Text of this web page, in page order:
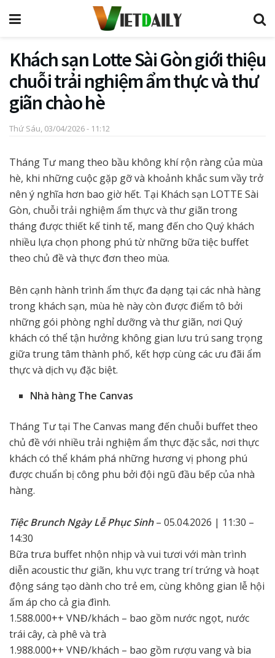
Khách sạn Lotte Sài Gòn giới thiệu
chuỗi trải nghiệm ẩm thực và thư
giãn chào hè
Thứ Sáu, 03/04/2026 - 11:12
Tháng Tư mang theo bầu không khí rộn ràng của mùa
hè, khi những cuộc gặp gỡ và khoảnh khắc sum vầy trở
nên ý nghĩa hơn bao giờ hết. Tại Khách sạn LOTTE Sài
Gòn, chuỗi trải nghiệm ẩm thực và thư giãn trong
tháng được thiết kế tinh tế, mang đến cho Quý khách
nhiều lựa chọn phong phú từ những bữa tiệc buffet
theo chủ đề và thực đơn theo mùa.
Bên cạnh hành trình ẩm thực đa dạng tại các nhà hàng
trong khách sạn, mùa hè này còn được điểm tô bởi
những gói phòng nghỉ dưỡng và thư giãn, nơi Quý
khách có thể tận hưởng không gian lưu trú sang trọng
giữa trung tâm thành phố, kết hợp cùng các ưu đãi ẩm
thực và dịch vụ đặc biệt.
Nhà hàng The Canvas
Tháng Tư tại The Canvas mang đến chuỗi buffet theo
chủ đề với nhiều trải nghiệm ẩm thực đặc sắc, nơi thực
khách có thể khám phá những hương vị phong phú
được chuẩn bị công phu bởi đội ngũ đầu bếp của nhà
hàng.
Tiệc Brunch Ngày Lễ Phục Sinh– 05.04.2026 | 11:30 –
14:30
Bữa trưa buffet nhộn nhịp và vui tươi với màn trình
diễn acoustic thư giãn, khu vực trang trí trứng và hoạt
động sáng tạo dành cho trẻ em, cùng không gian lễ hội
ấm áp cho cả gia đình.
1.588.000++ VNĐ/khách – bao gồm nước ngọt, nước
trái cây, cà phê và trà
1.988.000++ VNĐ/khách – bao gồm rượu vang và bia